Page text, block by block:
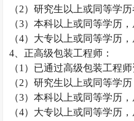
（2）研究生以上或同等学历
（3）本科以上或同等学历
（4）大专以上或同等学历
4 、正高级包装工程师：
（1 ）已通过高级包装工程师
（2）研究生以上或同等学
（3）本科以上或同等学历
（4）大专以上或同等学历